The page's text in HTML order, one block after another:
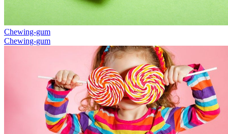
Chewing-gum
Chewing-gum